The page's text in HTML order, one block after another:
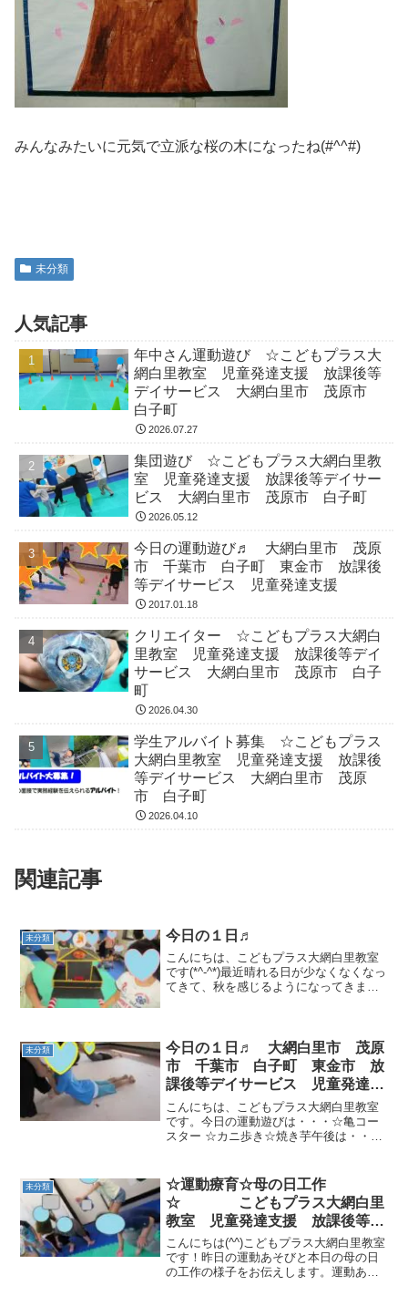
みんなみたいに元気で立派な桜の木になったね(#^^#)
未分類
人気記事
年中さん運動遊び ☆こどもプラス大
網白里教室 児童発達支援 放課後等
デイサービス 大網白里市 茂原市
白子町
2026.07.27
集団遊び ☆こどもプラス大網白里教
室 児童発達支援 放課後等デイサー
ビス 大網白里市 茂原市 白子町
2026.05.12
今日の運動遊び♬ 大網白里市 茂原
市 千葉市 白子町 東金市 放課後
等デイサービス 児童発達支援
2017.01.18
クリエイター ☆こどもプラス大網白
里教室 児童発達支援 放課後等デイ
サービス 大網白里市 茂原市 白子
町
2026.04.30
学生アルバイト募集 ☆こどもプラス
大網白里教室 児童発達支援 放課後
等デイサービス 大網白里市 茂原
市 白子町
2026.04.10
関連記事
未分類 今日の１日♬
こんにちは、こどもプラス大網白里教室
です(*^-^*)最近晴れる日が少なくなくなっ
てきて、秋を感じるようになってきまし
た。 ...
未分類
今日の１日♬ 大網白里市 茂原
市 千葉市 白子町 東金市 放
課後等デイサービス 児童発達支
援
こんにちは、こどもプラス大網白里教室
です。今日の運動遊びは・・・☆亀コー
スター ☆カニ歩き☆焼き芋午後は・・・
｀)皆で海を眺め(∩´∀｀)∩道中の車内では
元...
未分類
☆運動療育☆母の日工作
☆ こどもプラス大網白里
教室 児童発達支援 放課後等デ
イサービス 大網白里市 茂原
市 白子町 千葉市 教室見学・
体験
こんにちは(^^)こどもプラス大網白里教室
です！昨日の運動あそびと本日の母の日
の工作の様子をお伝えします。運動あそ